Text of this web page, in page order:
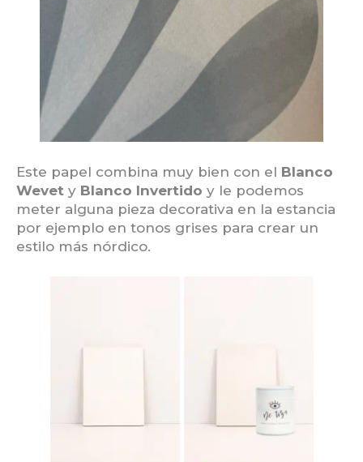
Este papel combina muy bien con el Blanco
Wevet y Blanco Invertido y le podemos
meter alguna pieza decorativa en la estancia
por ejemplo en tonos grises para crear un
estilo más nórdico.